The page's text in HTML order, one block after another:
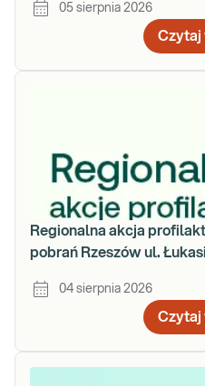
05 sierpnia 2026
Czytaj
Regionalna akcja
pobrań Rzeszów ul.
04 sierpnia 2026
Czytaj